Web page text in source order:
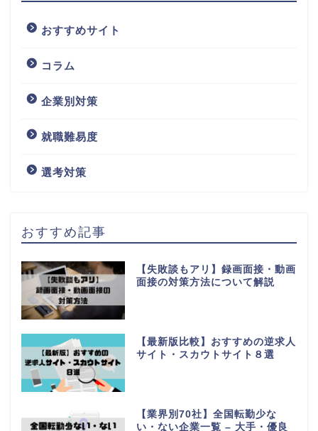
おすすめサイト
コラム
企業別対策
就職難易度
選考対策
おすすめ記事
【失敗談もアリ】録画面接・動画
面接の対策方法について解説
【最新版比較】おすすめの逆求人
サイト・スカウトサイト８選
【業界別70社】全国転勤少な
い・ない企業一覧 – 大手・優良